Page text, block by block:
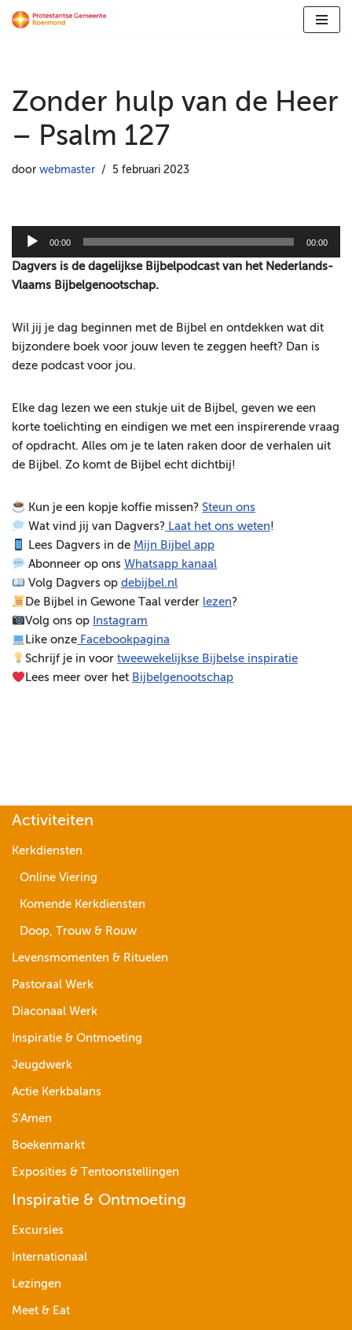
inhoud
Zonder hulp van de Heer
– Psalm 127
door webmaster 5 februari 2023
d
s
p
e
e
r
00:00 00:00
Dagvers is de dagelijkse Bijbelpodcast van het Nederlands-
Vlaams Bijbelgenootschap.
Wil jij je dag beginnen met de Bijbel en ontdekken wat dit
bijzondere boek voor jouw leven te zeggen heeft? Dan is
deze podcast voor jou.
Elke dag lezen we een stukje uit de Bijbel, geven we een
korte toelichting en eindigen we met een inspirerende vraag
of opdracht. Alles om je te laten raken door de verhalen uit
de Bijbel. Zo komt de Bijbel echt dichtbij!
Kun je een kopje koffie missen?Steun ons
Wat vind jij van Dagvers? Laat het ons weten!
Lees Dagvers in de Mijn Bijbel app
Abonneer op onsWhatsapp kanaal
Volg Dagvers opdebijbel.nl
De Bijbel in Gewone Taal verder lezen?
Volg ons op Instagram
Like onze Facebookpagina
Schrijf je in voortweewekelijkse Bijbelse inspiratie
Lees meer over het Bijbelgenootschap
Activiteiten
Kerkdiensten
Online Viering
Komende Kerkdiensten
Doop, Trouw & Rouw
Levensmomenten & Rituelen
Pastoraal Werk
Diaconaal Werk
Inspiratie & Ontmoeting
Jeugdwerk
Actie Kerkbalans
S’Amen
Boekenmarkt
Exposities & Tentoonstellingen
Inspiratie & Ontmoeting
Excursies
Internationaal
Lezingen
Meet & Eat